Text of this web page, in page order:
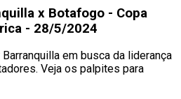
x Botafogo - Copa
- 28/5/2024
em busca da liderança
Veja os palpites para